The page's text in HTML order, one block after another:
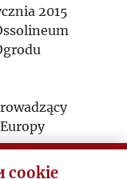
2015
cookie